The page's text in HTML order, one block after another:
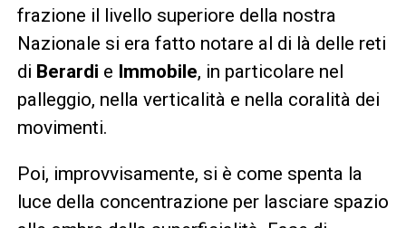
frazione il livello superiore della nostra
Nazionale si era fatto notare al di là delle reti
di Berardi e Immobile, in particolare nel
palleggio, nella verticalità e nella coralità dei
movimenti.
Poi, improvvisamente, si è come spenta la
luce della concentrazione per lasciare spazio